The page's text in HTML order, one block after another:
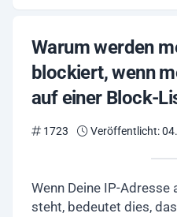
Warum werden
blockiert, wenn
auf einer Block-
1723 Veröffentlicht:
Wenn Deine IP-
steht, bedeutet dies,